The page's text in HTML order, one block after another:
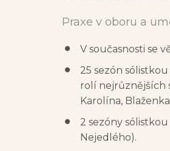
Praxe v oboru a
V současnosti se
25 sezón
rolí nejrůznějších
Karolína,
2 sezóny
Nejedlého).